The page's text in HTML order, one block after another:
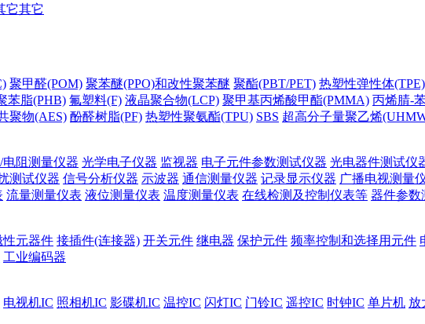
它其它
聚甲醛(POM) 聚苯醚(PPO)和改性聚苯醚 聚酯(PBT/PET) 热塑性弹性体(TPE)
苯脂(PHB) 氟塑料(F) 液晶聚合物(LCP) 聚甲基丙烯酸甲酯(PMMA) 丙烯腈-
聚物(AES) 酚醛树脂(PF) 热塑性聚氨酯(TPU) SBS 超高分子量聚乙烯
电阻测量仪器 光学电子仪器 监视器 电子元件参数测试仪器 光电器件测试仪
测试仪器 信号分析仪器 示波器 通信测量仪器 记录显示仪器 广播电视测量
流量测量仪表 液位测量仪表 温度测量仪表 在线检测及控制仪表等 器件参数
性元器件 接插件(连接器) 开关元件 继电器 保护元件 频率控制和选择用元件
工业编码器
电视机IC 照相机IC 影碟机IC 温控IC 闪灯IC 门铃IC 遥控IC 时钟IC 单片机 放